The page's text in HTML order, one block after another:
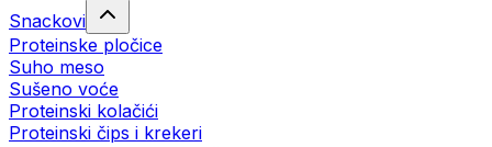
Snackovi
Proteinske pločice
Suho meso
Sušeno voće
Proteinski kolačići
Proteinski čips i krekeri